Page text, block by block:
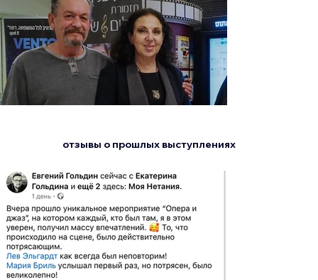
отзывы о прошлых выступлениях